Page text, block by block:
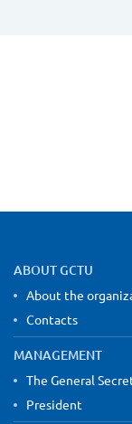
Site map
ABOUT GCTU
About the
Contacts
MANAGEMENT
The General
President